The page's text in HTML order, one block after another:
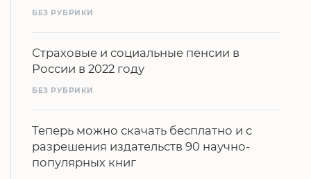
БЕЗ РУБРИКИ
Страховые и социальные пенсии в
России в 2022 году
БЕЗ РУБРИКИ
Теперь можно скачать бесплатно и с
разрешения издательств 90 научно-
популярных книг